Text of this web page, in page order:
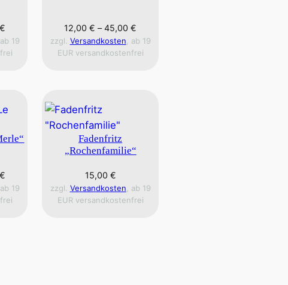
€
, ab 19
12,00€ –45,00€
zzgl. Versandkosten , ab 19
EUR versandkostenfrei
€
, ab 19
Fadenfritz
„Rochenfamilie“
15,00 €
zzgl. Versandkosten , ab 19
EUR versandkostenfrei